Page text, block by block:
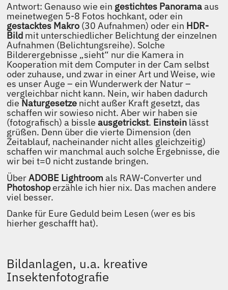
Antwort: Genauso wie ein gestichtes Panoramaaus
meinetwegen 5-8 Fotos hochkant, oder ein
gestacktes Makro (30 Aufnahmen) oder ein HDR-
Bild mit unterschiedlicher Belichtung der einzelnen
Aufnahmen (Belichtungsreihe). Solche
Bilderergebnisse „sieht“ nur die Kamera in
Kooperation mit dem Computer in der Cam selbst
oder zuhause, und zwar in einer Art und Weise, wie
es unser Auge – ein Wunderwerk der Natur –
vergleichbar nicht kann. Nein, wir haben dadurch
die Naturgesetze nicht außer Kraft gesetzt, das
schaffen wir sowieso nicht. Aber wir haben sie
(fotografisch) a bissleausgetrickst. Einstein lässt
grüßen. Denn über die vierte Dimension (den
Zeitablauf, nacheinander nicht alles gleichzeitig)
schaffen wir manchmal auch solche Ergebnisse, die
wir bei t=0 nicht zustande bringen.
ÜberADOBE Lightroom als RAW-Converter und
Photoshoperzähle ich hier nix. Das machen andere
viel besser.
Danke für Eure Geduld beim Lesen (wer es bis
hierher geschafft hat).
Bildanlagen, u.a. kreative
Insektenfotografie